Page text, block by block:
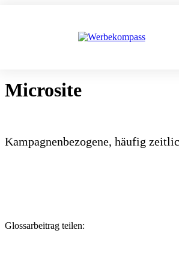
Microsite
Kampagnenbezogene, häufig
Glossarbeitrag teilen: